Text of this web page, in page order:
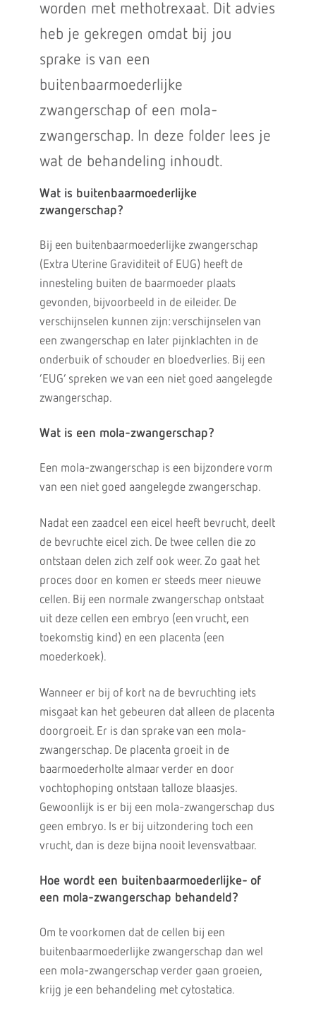
worden met methotrexaat. Dit advies
heb je gekregen omdat bij jou
sprake is van een
buitenbaarmoederlijke
zwangerschap of een mola-
zwangerschap. In deze folder lees je
wat de behandeling inhoudt.
Wat is buitenbaarmoederlijke
zwangerschap?
Bij een buitenbaarmoederlijke zwangerschap
(Extra Uterine Graviditeit of EUG) heeft de
innesteling buiten de baarmoeder plaats
gevonden, bijvoorbeeld in de eileider. De
verschijnselen kunnen zijn: verschijnselen van
een zwangerschap en later pijnklachten in de
onderbuik of schouder en bloedverlies. Bij een
‘EUG’ spreken we van een niet goed aangelegde
zwangerschap.
Wat is een mola-zwangerschap?
Een mola-zwangerschap is een bijzondere vorm
van een niet goed aangelegde zwangerschap.
Nadat een zaadcel een eicel heeft bevrucht, deelt
de bevruchte eicel zich. De twee cellen die zo
ontstaan delen zich zelf ook weer. Zo gaat het
proces door en komen er steeds meer nieuwe
cellen. Bij een normale zwangerschap ontstaat
uit deze cellen een embryo (een vrucht, een
toekomstig kind) en een placenta (een
moederkoek).
Wanneer er bij of kort na de bevruchting iets
misgaat kan het gebeuren dat alleen de placenta
doorgroeit. Er is dan sprake van een mola-
zwangerschap. De placenta groeit in de
baarmoederholte almaar verder en door
vochtophoping ontstaan talloze blaasjes.
Gewoonlijk is er bij een mola-zwangerschap dus
geen embryo. Is er bij uitzondering toch een
vrucht, dan is deze bijna nooit levensvatbaar.
Hoe wordt een buitenbaarmoederlijke- of
een mola-zwangerschap behandeld?
Om te voorkomen dat de cellen bij een
buitenbaarmoederlijke zwangerschap dan wel
een mola-zwangerschap verder gaan groeien,
krijg je een behandeling met cytostatica.